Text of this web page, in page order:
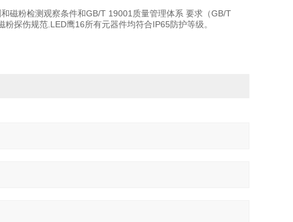
磁粉检测观察条件和GB/T 19001质量管理体系 要求（GB/T
探伤规范.LED鹰16所有元器件均符合IP65防护等级。